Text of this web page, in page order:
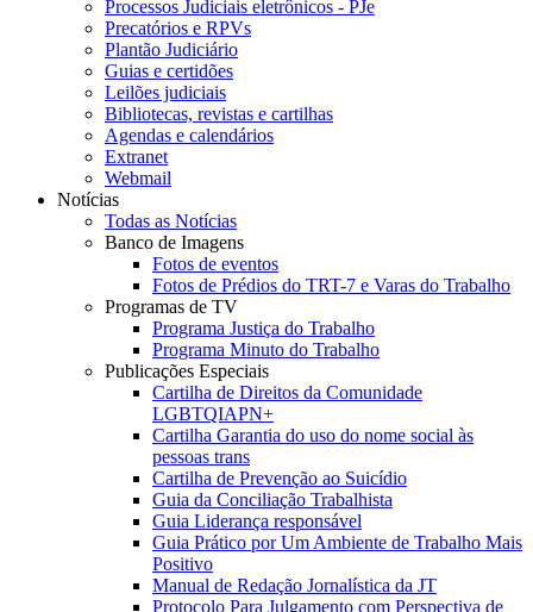
Processos Judiciais eletrônicos - PJe
Precatórios e RPVs
Plantão Judiciário
Guias e certidões
Leilões judiciais
Bibliotecas, revistas e cartilhas
Agendas e calendários
Extranet
Webmail
Notícias
Todas as Notícias
Banco de Imagens
Fotos de eventos
Fotos de Prédios do TRT-7 e Varas do Trabalho
Programas de TV
Programa Justiça do Trabalho
Programa Minuto do Trabalho
Publicações Especiais
Cartilha de Direitos da Comunidade
LGBTQIAPN+
Cartilha Garantia do uso do nome social às
pessoas trans
Cartilha de Prevenção ao Suicídio
Guia da Conciliação Trabalhista
Guia Liderança responsável
Guia Prático por Um Ambiente de Trabalho Mais
Positivo
Manual de Redação Jornalística da JT
Protocolo Para Julgamento com Perspectiva de